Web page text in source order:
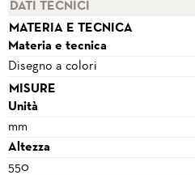
DATI TECNICI
MATERIA E TECNICA
Materia e tecnica
Disegno a colori
MISURE
Unità
mm
Altezza
550